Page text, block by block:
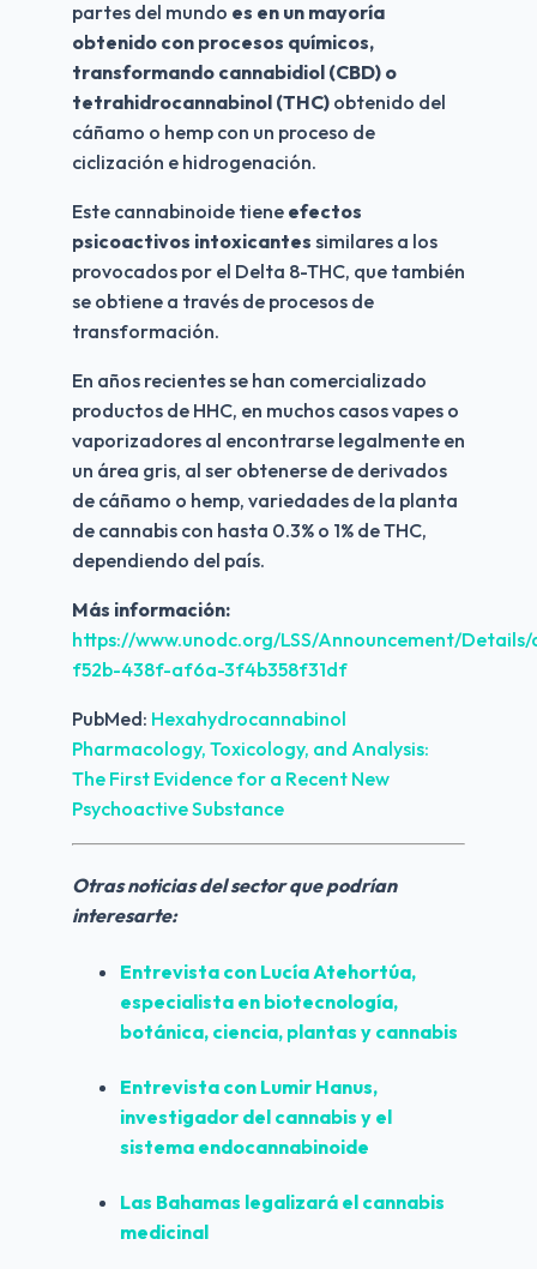
partes del mundo es en un mayoría
obtenido con procesos químicos,
transformando cannabidiol (CBD) o
tetrahidrocannabinol (THC) obtenido del
cáñamo o hemp con un proceso de
ciclización e hidrogenación.
Este cannabinoide tiene efectos
psicoactivos intoxicantes similares a los
provocados por el Delta 8-THC, que también
se obtiene a través de procesos de
transformación.
En años recientes se han comercializado
productos de HHC, en muchos casos vapes o
vaporizadores al encontrarse legalmente en
un área gris, al ser obtenerse de derivados
de cáñamo o hemp, variedades de la planta
de cannabis con hasta 0.3% o 1% de THC,
dependiendo del país.
Más información:
https://www.unodc.org/LSS/Announcement/
f52b-438f-af6a-3f4b358f31df
PubMed: Hexahydrocannabinol
Pharmacology, Toxicology, and Analysis:
The First Evidence for a Recent New
Psychoactive Substance
Otras noticias del sector que podrían
interesarte:
Entrevista con Lucía Atehortúa,
especialista en biotecnología,
botánica, ciencia, plantas y cannabis
Entrevista con Lumir Hanus,
investigador del cannabis y el
sistema endocannabinoide
Las Bahamas legalizará el cannabis
medicinal